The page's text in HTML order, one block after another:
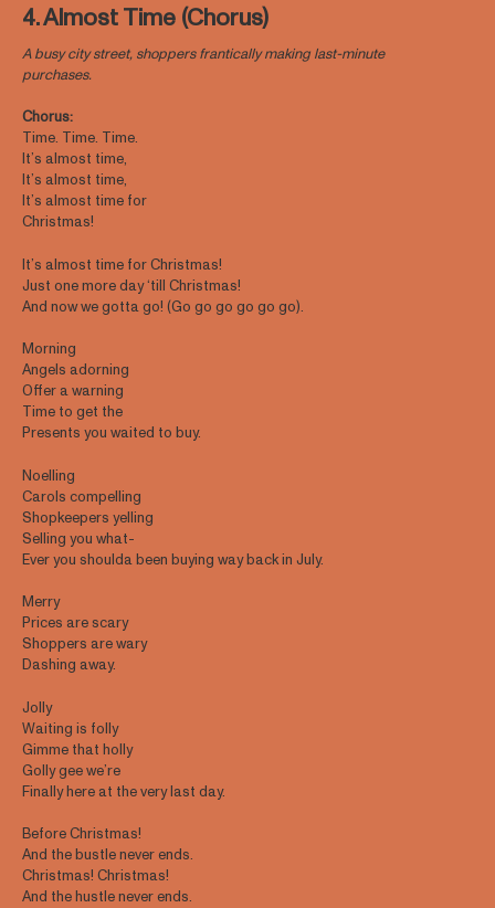
4. Almost Time (Chorus)
A busy city street, shoppers frantically making last-minute
purchases.
Chorus:
Time. Time. Time.
It’s almost time,
It’s almost time,
It’s almost time for
Christmas!
It’s almost time for Christmas!
Just one more day ‘till Christmas!
And now we gotta go! (Go go go go go go).
Morning
Angels adorning
Offer a warning
Time to get the
Presents you waited to buy.
Noelling
Carols compelling
Shopkeepers yelling
Selling you what-
Ever you shoulda been buying way back in July.
Merry
Prices are scary
Shoppers are wary
Dashing away.
Jolly
Waiting is folly
Gimme that holly
Golly gee we’re
Finally here at the very last day.
Before Christmas!
And the bustle never ends.
Christmas! Christmas!
And the hustle never ends.